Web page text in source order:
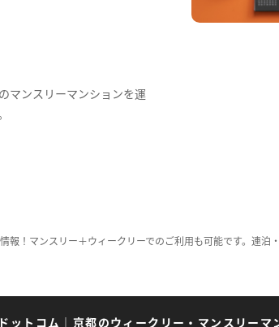
マンスリーマンションを運
！マンスリー＋ウィークリーでのご利用も可能です。連
ットコム ｜ 京都のウィークリー・マンスリーマ